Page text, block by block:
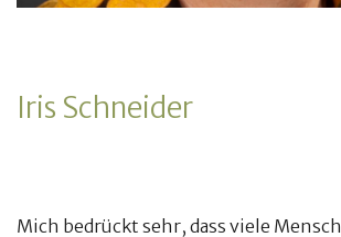
Iris Schneider
Mich bedrückt sehr, dass viele